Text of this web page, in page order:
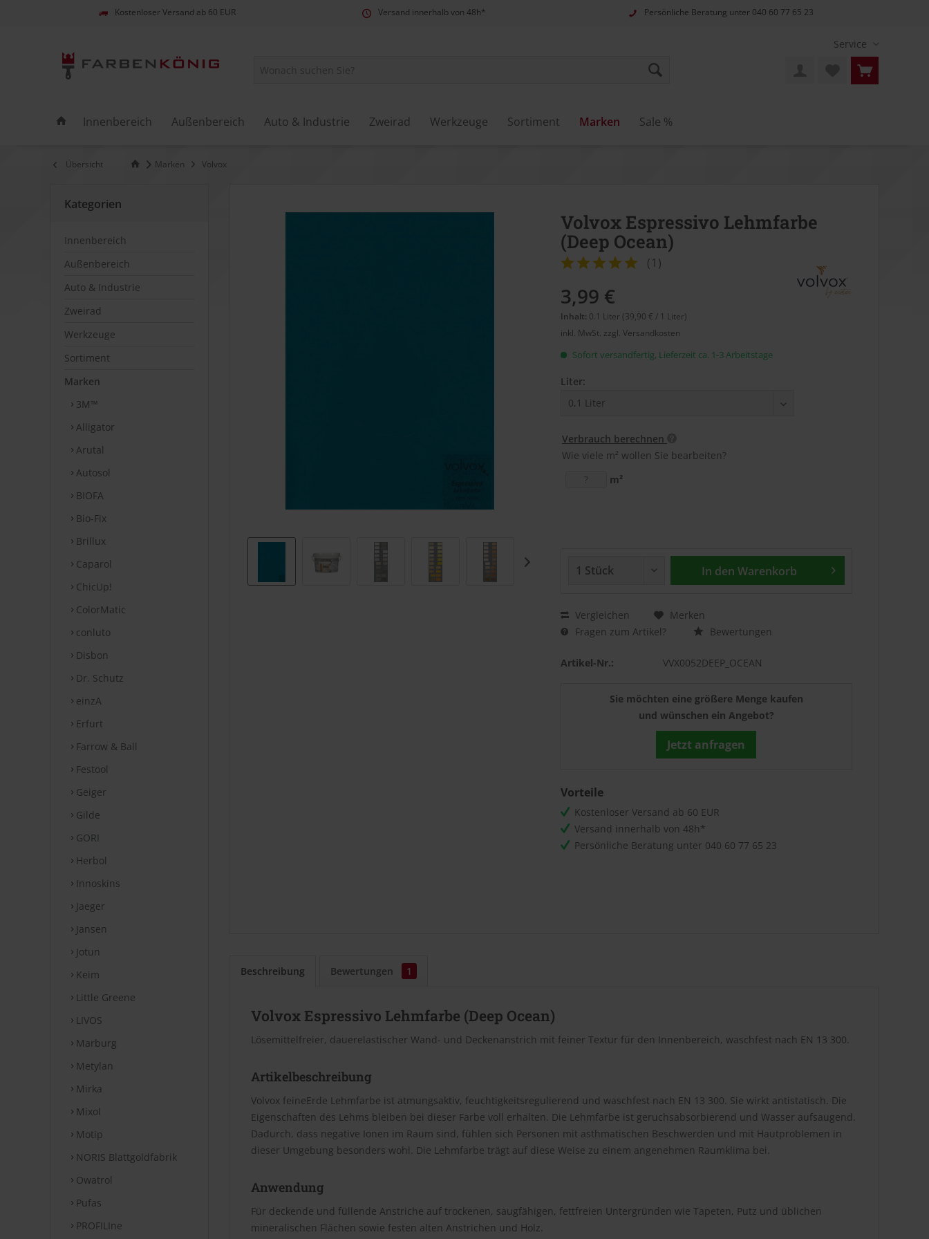
Kostenloser Versand ab 60 EUR Versand innerhalb von 48h* Persönliche Beratung unter 040 60 77 65 23
Service
Innenbereich Außenbereich Auto & Industrie Zweirad Werkzeuge Sortiment Marken Sale %
Übersicht Marken Volvox
Kategorien
Innenbereich
Außenbereich
Auto & Industrie
Zweirad
Werkzeuge
Sortiment
Marken
3M™
Alligator
Arutal
Autosol
BIOFA
Bio-Fix
Brillux
Caparol
ChicUp!
ColorMatic
conluto
Disbon
Dr. Schutz
einzA
Erfurt
Farrow & Ball
Festool
Geiger
Gilde
GORI
Herbol
Innoskins
Jaeger
Jansen
Jotun
Keim
Little Greene
LIVOS
Marburg
Metylan
Mirka
Mixol
Motip
NORIS Blattgoldfabrik
Owatrol
Pufas
PROFILIne
Volvox Espressivo Lehmfarbe
(Deep Ocean)
(1 )
3,99 €
Inhalt: 0.1 Liter (39,90 € / 1 Liter)
inkl. MwSt. zzgl. Versandkosten
Sofort versandfertig, Lieferzeit ca. 1-3 Arbeitstage
Liter:
Verbrauch berechnen
Wie viele m² wollen Sie bearbeiten?
m²
In den Warenkorb
Vergleichen
Merken
Fragen zum Artikel?
Bewertungen
Artikel-Nr.: VVX0052DEEP_OCEAN
Sie möchten eine größere Menge kaufen
und wünschen ein Angebot?
Jetzt anfragen
Vorteile
Kostenloser Versand ab 60 EUR
Versand innerhalb von 48h*
Persönliche Beratung unter 040 60 77 65 23
Beschreibung Bewertungen 1
Volvox Espressivo Lehmfarbe (Deep Ocean)
Lösemittelfreier, dauerelastischer Wand- und Deckenanstrich mit feiner Textur für den Innenbereich, waschfest nach EN 13 300.
Artikelbeschreibung
Volvox feineErde Lehmfarbe ist atmungsaktiv, feuchtigkeitsregulierend und waschfest nach EN 13 300. Sie wirkt antistatisch. Die
Eigenschaften des Lehms bleiben bei dieser Farbe voll erhalten. Die Lehmfarbe ist geruchsabsorbierend und Wasser aufsaugend.
Dadurch, dass negative Ionen im Raum sind, fühlen sich Personen mit asthmatischen Beschwerden und mit Hautproblemen in
dieser Umgebung besonders wohl. Die Lehmfarbe trägt auf diese Weise zu einem angenehmen Raumklima bei.
Anwendung
Für deckende und füllende Anstriche auf trockenen, saugfähigen, fettfreien Untergründen wie Tapeten, Putz und üblichen
mineralischen Flächen sowie festen alten Anstrichen und Holz.